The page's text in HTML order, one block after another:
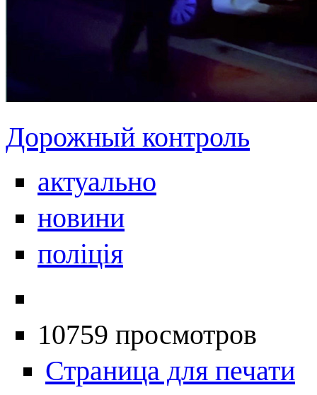
Дорожный контроль
актуально
новини
поліція
10759 просмотров
Страница для печати